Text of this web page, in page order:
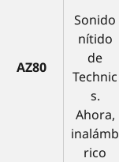
AZ80
Sonido
nítido
de
Technic
s.
Ahora,
inalámb
rico